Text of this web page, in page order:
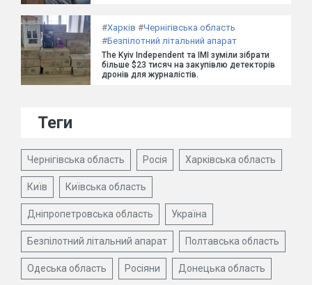
#Харків #Чернігівська область
#Безпілотний літальний апарат
The Kyiv Independent та ІМІ зуміли зібрати
більше $23 тисяч на закупівлю детекторів
дронів для журналістів.
Теги
Чернігівська область Росія Харківська область
Київ Київська область
Дніпропетровська область Україна
Безпілотний літальний апарат Полтавська область
Одеська область Росіяни Донецька область